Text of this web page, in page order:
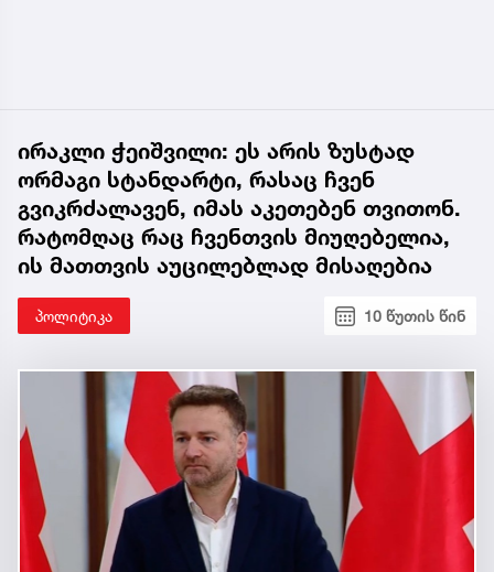
ირაკლი ჭეიშვილი: ეს არის ზუსტად
ორმაგი სტანდარტი, რასაც ჩვენ
გვიკრძალავენ, იმას აკეთებენ თვითონ.
რატომღაც რაც ჩვენთვის მიუღებელია,
ის მათთვის აუცილებლად მისაღებია
პოლიტიკა 10 წუთის წინ